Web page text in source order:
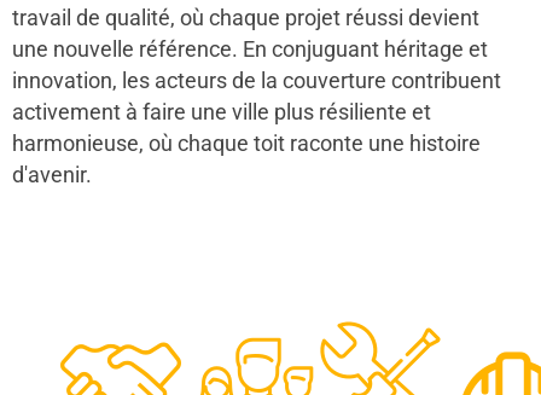
travail de qualité, où chaque projet réussi devient
une nouvelle référence. En conjuguant héritage et
innovation, les acteurs de la couverture contribuent
activement à faire une ville plus résiliente et
harmonieuse, où chaque toit raconte une histoire
d'avenir.
48
0
50